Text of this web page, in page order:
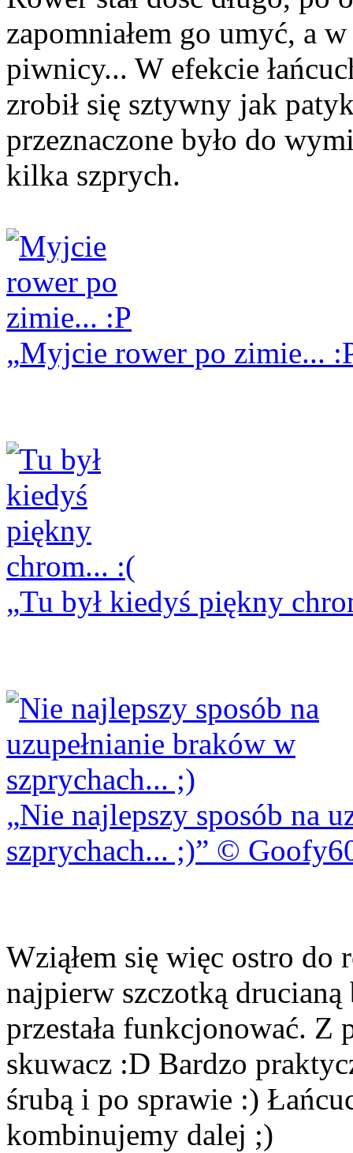
zapomniałem go umyć, a
piwnicy... W efekcie
zrobił się sztywny jak
przeznaczone było do
kilka szprych.
Myjcie rower po zimie...
Tu był kiedyś piękny
Nie najlepszy sposób na
szprychach... ;)
©
Wziąłem się więc ostro do
najpierw szczotką
przestała funkcjonować. Z
skuwacz :D Bardzo
śrubą i po sprawie :)
kombinujemy dalej ;)